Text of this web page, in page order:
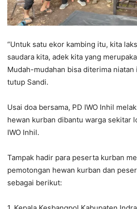
“Untuk satu ekor kambing itu, kita
saudara kita, adek kita yang
Mudah-mudahan bisa diterima niatan
tutup Sandi.
Usai doa bersama, PD IWO Inhil
hewan kurban dibantu warga sekitar
IWO Inhil.
Tampak hadir para peserta kurban
pemotongan hewan kurban dan
sebagai berikut: